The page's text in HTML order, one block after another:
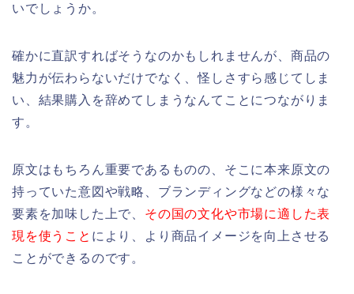
いでしょうか。
確かに直訳すればそうなのかもしれませんが、商品の
魅力が伝わらないだけでなく、怪しさすら感じてしま
い、結果購入を辞めてしまうなんてことにつながりま
す。
原文はもちろん重要であるものの、そこに本来原文の
持っていた意図や戦略、ブランディングなどの様々な
要素を加味した上で、 その国の文化や市場に適した表
現を使うこと により、より商品イメージを向上させる
ことができるのです。